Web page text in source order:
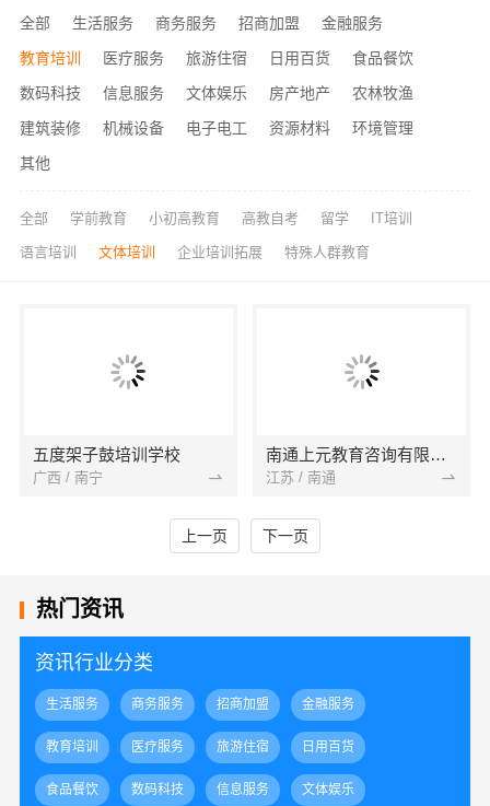
全部 生活服务 商务服务 招商加盟
金融服务
教育培训
医疗服务 旅游住宿 日用百货
食品餐饮
数码科技
信息服务 文体娱乐 房产地产
农林牧渔
建筑装修
机械设备 电子电工 资源材料
环境管理
其他
全部 学前教育 小初高教育 高教自考 留学 IT培训
语言培训 文体培训 企业培训拓展 特殊人群教育
五度架子鼓培训学校
广西 / 南宁
南通上元教育咨询有限公司
江苏 / 南通
上一页 下一页
热门资讯
资讯行业分类
生活服务 商务服务 招商加盟 金融服务
教育培训 医疗服务 旅游住宿 日用百货
食品餐饮 数码科技 信息服务 文体娱乐